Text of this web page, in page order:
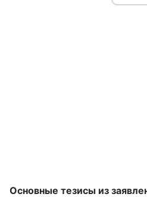
Основные тезисы из